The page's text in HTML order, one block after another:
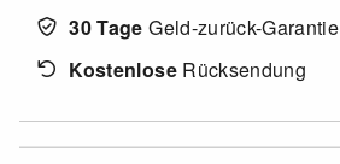
30 Tage Geld-zurück-Garantie
KostenloseRücksendung